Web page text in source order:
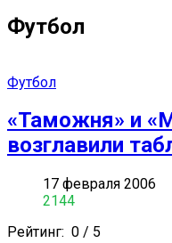
Футбол
Футбол
«Таможня» и
возглавили
17 февраля 2006
2144
Рейтинг: 0 / 5